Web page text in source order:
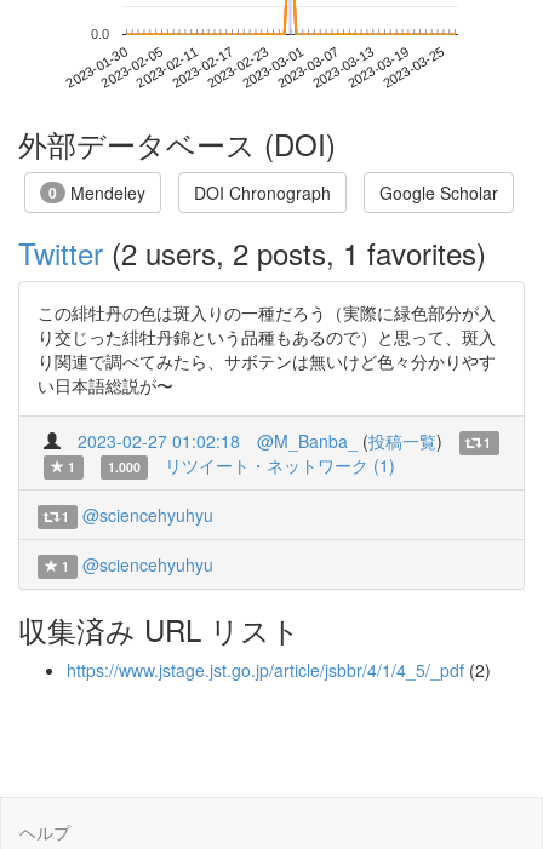
2023-01-302023-02-052023-02-112023-02-172023-02-232023-03-012023-03-072023-03-132023-03-192023-03-25
0.0
外部データベース (DOI)
0 Mendeley DOI Chronograph Google Scholar
Twitter (2 users, 2 posts, 1 favorites)
この緋牡丹の色は斑入りの一種だろう（実際に緑色部分が入
り交じった緋牡丹錦という品種もあるので）と思って、斑入
り関連で調べてみたら、サボテンは無いけど色々分かりやす
い日本語総説が〜
2023-02-27 01:02:18 @M_Banba_ (投稿一覧)
1
1
1.000 リツイート・ネットワーク (1)
1 @sciencehyuhyu
1 @sciencehyuhyu
収集済み URL リスト
https://www.jstage.jst.go.jp/article/jsbbr/4/1/4_5/_pdf (2)
ヘルプ